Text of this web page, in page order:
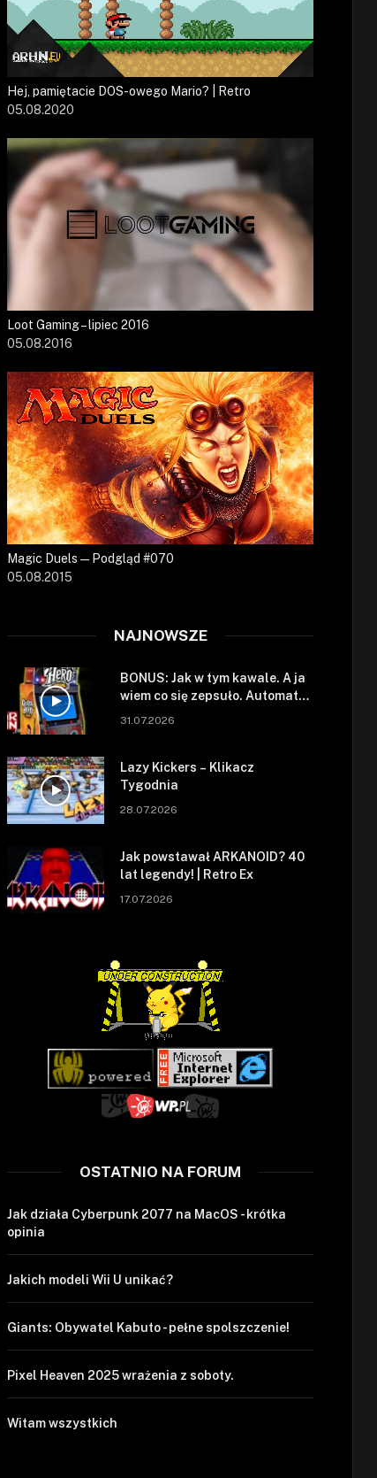
Hej, pamiętacie DOS-owego Mario? | Retro
05.08.2020
Loot Gaming – lipiec 2016
05.08.2016
Magic Duels — Podgląd #070
05.08.2015
NAJNOWSZE
BONUS: Jak w tym kawale. A ja
wiem co się zepsuło. Automat
się zepsuł.
31.07.2026
Lazy Kickers – Klikacz
Tygodnia
28.07.2026
Jak powstawał ARKANOID? 40
lat legendy! | Retro Ex
17.07.2026
OSTATNIO NA FORUM
Jak działa Cyberpunk 2077 na MacOS - krótka
opinia
Jakich modeli Wii U unikać?
Giants: Obywatel Kabuto - pełne spolszczenie!
Pixel Heaven 2025 wrażenia z soboty.
Witam wszystkich